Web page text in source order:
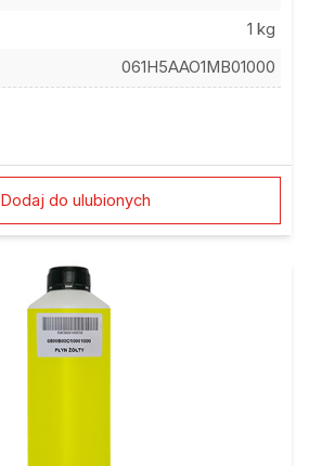
1 kg
061H5AAO1MB01000
Dodaj do ulubionych